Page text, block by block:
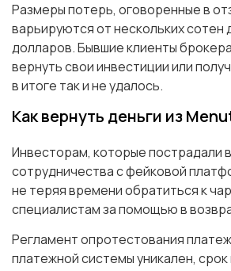
Размеры потерь, оговоренные в
варьируются от нескольких сотен
долларов. Бывшие клиенты
вернуть свои инвестиции или
в итоге так и не удалось.
Как вернуть деньги из
Инвесторам, которые пострадали
сотрудничества с фейковой
не теряя времени обратиться к
специалистам за помощью в
Регламент опротестования
платежной системы уникален, срок